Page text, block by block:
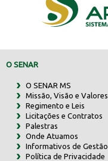
O SENAR
O SENAR MS
Missão, Visão e Valores
Regimento e Leis
Licitações e Contratos
Palestras
Onde Atuamos
Informativos de Gestão
Política de Privacidade